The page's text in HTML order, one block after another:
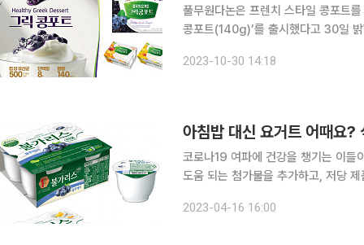
풀무원다논은 프렌치 스타일 콩포트
콩포트(140g)’를 출시했다고 30일 밝혔다. 그릭콩포트는 풀무원다논의 진한 그릭요
2023-10-30 14:18
아침밥 대신 요거트 어때요?
코로나19 여파에 건강을 챙기는 이들
도움 되는 첨가물을 추가하고, 저당
2023-04-16 16:00